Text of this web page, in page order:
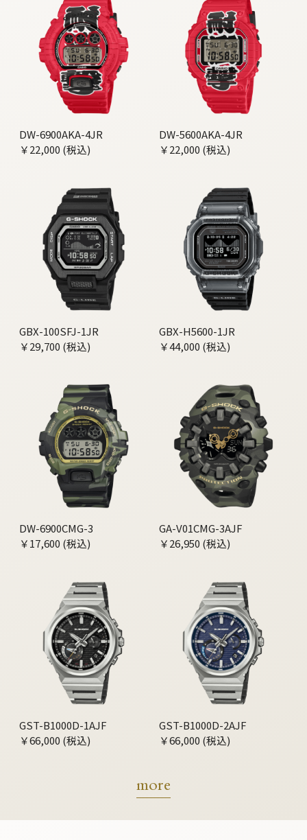
DW-6900AKA-4JR
￥22,000 (税込)
DW-5600AKA-4JR
￥22,000 (税込)
GBX-100SFJ-1JR
￥29,700 (税込)
GBX-H5600-1JR
￥44,000 (税込)
DW-6900CMG-3
￥17,600 (税込)
GA-V01CMG-3AJF
￥26,950 (税込)
GST-B1000D-1AJF
￥66,000 (税込)
GST-B1000D-2AJF
￥66,000 (税込)
more